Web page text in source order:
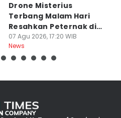
Drone Misterius
Terbang Malam Hari
Resahkan Peternak di
Marga Tabanan
07 Agu 2026, 17:20 WIB
News